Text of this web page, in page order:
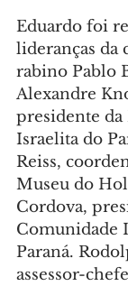
Eduardo foi
lideranças da
rabino Pablo
Alexandre
presidente da
Israelita do
Reiss,
Museu do
Cordova,
Comunidade
Paraná.
assessor-